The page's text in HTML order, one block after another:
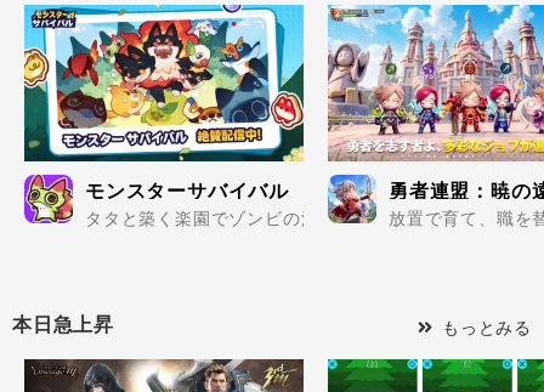
モンスターサバイバル
タタと築く楽園でゾンビの波を迎え撃て..
勇者連盟：暁の
放置で育て、職を
本日急上昇 もっとみる